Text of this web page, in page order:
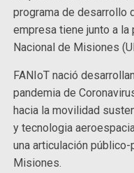
programa de desarrollo
empresa tiene junto a la
Nacional de Misiones
FANIoT nació
pandemia de
hacia la movilidad
y tecnologia
una articulación
Misiones.